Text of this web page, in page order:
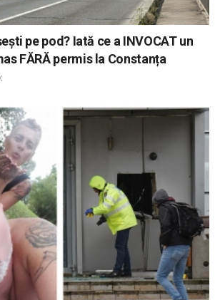
pe pod? Iată ce a INVOCAT un
FĂRĂ permis la Constanța